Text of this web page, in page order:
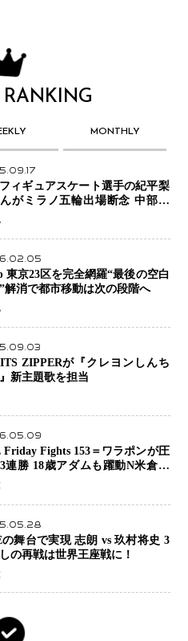
RANKING
MONTHLY
ィギュアスケート選手の紀平梨
がミラノ五輪出場断念 中部選
場を発表「安全最優先の判断」
東京23区を完全網羅“最後の空白
解消で都市移動は次の段階へ
ZIPPERが『クレヨンしんち
新主題歌を担当
Friday Fights 153＝ワラポンが圧
連勝 18歳アダムも躍動N米倉大
は悲願のONE初勝利
の舞台で実現 志朗 vs 玖村将史 3
の再戦は世界王座戦に！